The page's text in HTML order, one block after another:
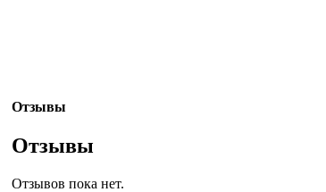
Отзывы
Отзывы
Отзывов пока нет.